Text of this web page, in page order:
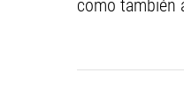
como también